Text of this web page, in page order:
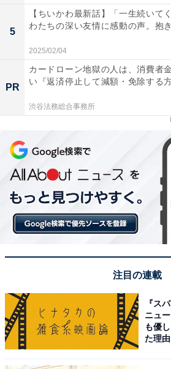
画像出典：日本テレビ『家庭教師のトラコ』 公
5
【ちいかわ最新話】「一生続いて
わたちの深い友情に感動の声。抱
2025/02/04
PR
カードローン地獄の人は、消費者
い『返済停止して減額・免除する
渋谷法務総合事務所
注目の連載
『ス
ニュ
も優
た理